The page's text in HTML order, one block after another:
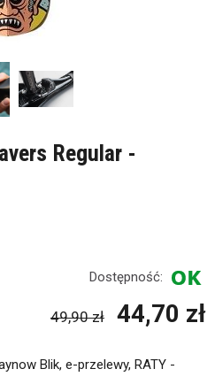
Regular -
Dostępność:
49,90 zł 44,70 zł
Blik, e-przelewy, RATY -